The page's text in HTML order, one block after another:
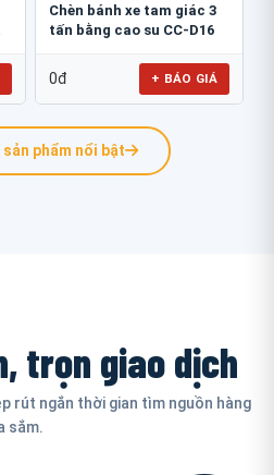
Chèn bánh xe tam giác 3
tấn bằng cao su CC-D16
0đ + BÁO GIÁ
phẩm nổi bật
trọn giao dịch
rút ngắn thời gian tìm nguồn hàng
sắm.